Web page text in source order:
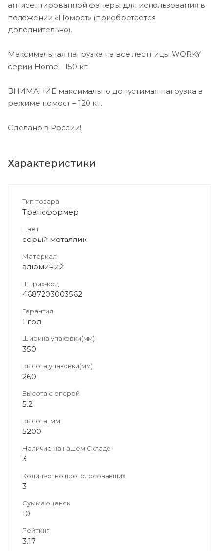
антисептированной фанеры для использования в
положении «Помост» (приобретается
дополнительно).
Максимальная нагрузка на все лестницы WORKY
серии Home - 150 кг.
ВНИМАНИЕ максимально допустимая нагрузка в
режиме помост – 120 кг.
Сделано в России!
Характеристики
Тип товара
Трансформер
Цвет
серый металлик
Материал
алюминий
Штрих-код
4687203003562
Гарантия
1 год
Ширина упаковки(мм)
350
Высота упаковки(мм)
260
Высота с опорой
5.2
Высота, мм
5200
Наличие на нашем Складе
3
Количество проголосовавших
3
Сумма оценок
10
Рейтинг
3.17